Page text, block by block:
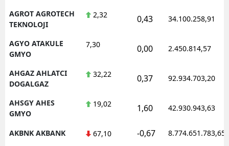
AGROT AGROTECH
TEKNOLOJI
2,32 0,43 34.100.258,91
AGYO ATAKULE
GMYO
7,30 0,00 2.450.814,57
AHGAZ AHLATCI
DOGALGAZ
32,22 0,37 92.934.703,20
AHSGY AHES
GMYO
19,02 1,60 42.930.943,63
AKBNK AKBANK 67,10 -0,67 8.774.651.783,65